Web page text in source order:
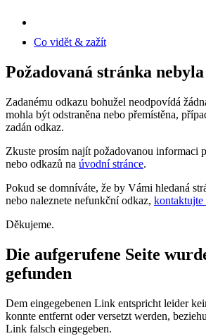
Co vidět & zažít
Požadovaná stránka
Zadanému odkazu bohužel neodpovídá
mohla být odstraněna nebo přemístěna,
zadán odkaz.
Zkuste prosím najít požadovanou informaci
nebo odkazů na úvodní stránce.
Pokud se domníváte, že by Vámi hledaná
nebo naleznete nefunkční odkaz, kontaktujte
Děkujeme.
Die aufgerufene Seite
gefunden
Dem eingegebenen Link entspricht leider
konnte entfernt oder versetzt werden,
Link falsch eingegeben.